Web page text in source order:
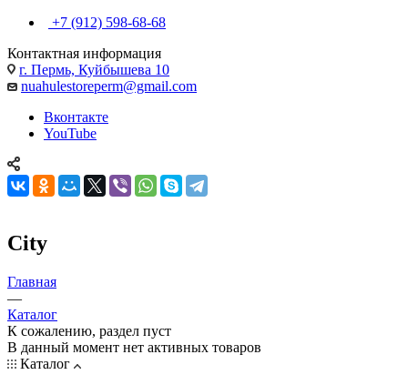
+7 (912) 598-68-68
Контактная информация
г. Пермь, Куйбышева 10
nuahulestoreperm@gmail.com
Вконтакте
YouTube
City
Главная
—
Каталог
К сожалению, раздел пуст
В данный момент нет активных товаров
Каталог